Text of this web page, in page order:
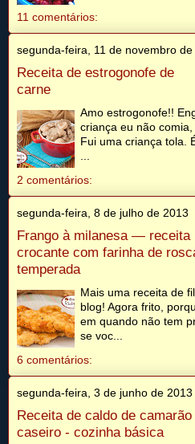
11 comentários:
segunda-feira, 11 de novembro de
Receita de estrogonofe de
carne
Amo estrogonofe!!
criança eu não
Fui uma criança tola.
2 comentários:
segunda-feira, 8 de julho de 2013
Frango à milanesa — receita
crocante com farinha de
temperada
Mais uma receita de
blog! Agora frito,
em quando não tem
se voc...
6 comentários:
segunda-feira, 3 de junho de 2013
Receita de caldo de camarão
caseiro - cozinha básica